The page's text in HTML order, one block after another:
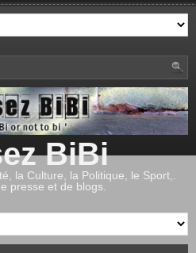
BiBi
la Culture, la Politique, le Sport,.
presse et de blogs.